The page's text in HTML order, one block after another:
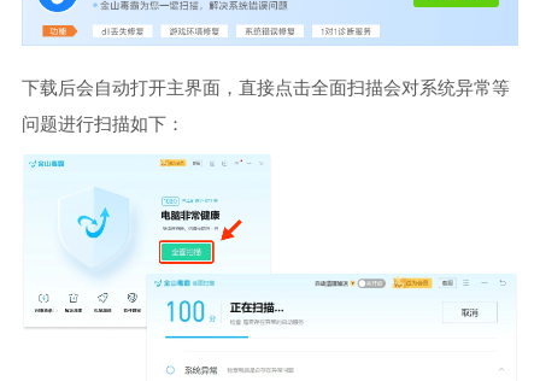
下载后会自动打开主界面，直接点击全面扫描会对系统异常等
问题进行扫描如下：